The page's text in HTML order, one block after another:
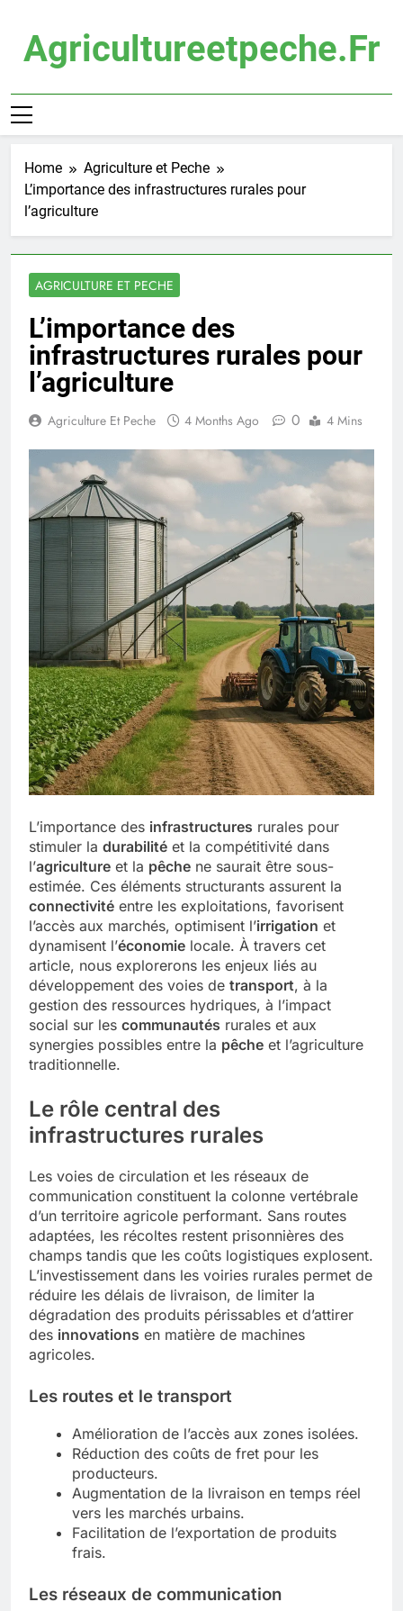
contentAgricultureetpeche.fr
Home
Agriculture et Peche
L’importance des infrastructures rurales pour
l’agriculture
AGRICULTURE ET PECHE
L’importance des
infrastructures rurales pour
l’agriculture
Agriculture Et Peche 4 Months Ago 0 4 Mins
L’importance des infrastructures rurales pour
stimuler la durabilité et la compétitivité dans
l’agriculture et la pêche ne saurait être sous-
estimée. Ces éléments structurants assurent la
connectivité entre les exploitations, favorisent
l’accès aux marchés, optimisent l’irrigation et
dynamisent l’économie locale. À travers cet
article, nous explorerons les enjeux liés au
développement des voies de transport, à la
gestion des ressources hydriques, à l’impact
social sur les communautés rurales et aux
synergies possibles entre la pêche et l’agriculture
traditionnelle.
Le rôle central des
infrastructures rurales
Les voies de circulation et les réseaux de
communication constituent la colonne vertébrale
d’un territoire agricole performant. Sans routes
adaptées, les récoltes restent prisonnières des
champs tandis que les coûts logistiques explosent.
L’investissement dans les voiries rurales permet de
réduire les délais de livraison, de limiter la
dégradation des produits périssables et d’attirer
des innovations en matière de machines
agricoles.
Les routes et le transport
Amélioration de l’accès aux zones isolées.
Réduction des coûts de fret pour les
producteurs.
Augmentation de la livraison en temps réel
vers les marchés urbains.
Facilitation de l’exportation de produits
frais.
Les réseaux de communication